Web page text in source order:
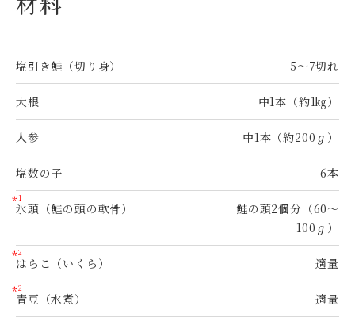
塩引き鮭（切り身） 5〜7切れ
大根 中1本（約1㎏）
人参 中1本（約200ℊ）
塩数の子
6本
*1
氷頭（鮭の頭の軟骨）
鮭の頭2個分（60～
100ℊ）
*2
はらこ（いくら）
適量
*2
青豆（水煮）
適量